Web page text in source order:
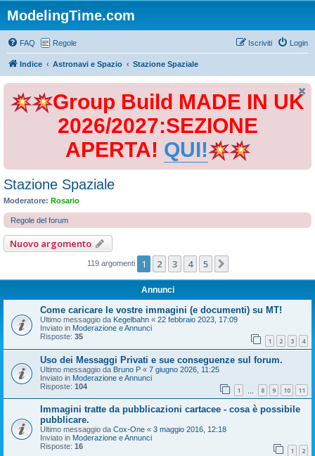
ModelingTime.com
FAQ Regole Login
Iscriviti
Indice Astronavi e Spazio Stazione Spaziale
Group Build MADE IN UK
2026/2027:SEZIONE
APERTA! QUI!
Stazione Spaziale
Moderatore: Rosario
Regole del forum
Nuovo argomento
119 argomenti 1 2 3 4 5
Annunci
Come caricare le vostre immagini (e documenti) su MT!
Ultimo messaggio da Kegelbahn « 22 febbraio 2023, 17:09
Inviato in Moderazione e Annunci
Risposte: 35 1 2 3 4
Uso dei Messaggi Privati e sue conseguenze sul forum.
Ultimo messaggio da Bruno P « 7 giugno 2026, 11:25
Inviato in Moderazione e Annunci
Risposte: 104 1 8 9 10 11
Immagini tratte da pubblicazioni cartacee - cosa è possibile
pubblicare.
Ultimo messaggio da Cox-One « 3 maggio 2016, 12:18
Inviato in Moderazione e Annunci
Risposte: 16 1 2